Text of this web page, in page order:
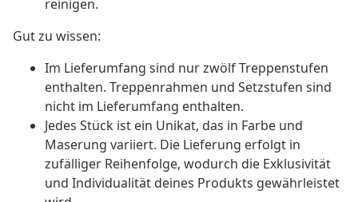
reinigen.
Gut zu wissen:
Im Lieferumfang sind nur zwölf Treppenstufen
enthalten. Treppenrahmen und Setzstufen sind
nicht im Lieferumfang enthalten.
Jedes Stück ist ein Unikat, das in Farbe und
Maserung variiert. Die Lieferung erfolgt in
zufälliger Reihenfolge, wodurch die Exklusivität
und Individualität deines Produkts gewährleistet